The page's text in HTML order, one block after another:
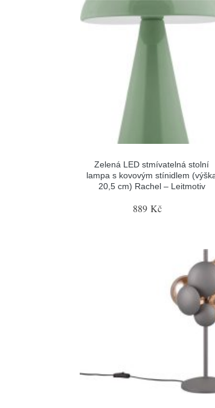
Zelená LED stmívatelná stolní
lampa s kovovým stínidlem
20,5 cm) Rachel – Leitmotiv
889 Kč